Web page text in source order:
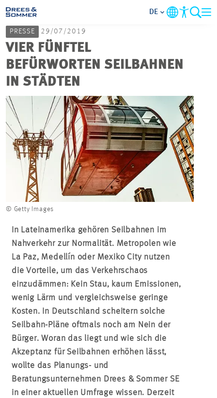
UNTERNEHMEN
IM FOKUS
KARRIERE
PROJEKTE
DE
PRESSE 29/07/2019
VIER FÜNFTEL
BEFÜRWORTEN SEILBAHNEN
IN STÄDTEN
© Getty Images
In Lateinamerika gehören Seilbahnen im
Nahverkehr zur Normalität. Metropolen wie
La Paz, Medellín oder Mexiko City nutzen
die Vorteile, um das Verkehrschaos
einzudämmen: Kein Stau, kaum Emissionen,
wenig Lärm und vergleichsweise geringe
Kosten. In Deutschland scheitern solche
Seilbahn-Pläne oftmals noch am Nein der
Bürger. Woran das liegt und wie sich die
Akzeptanz für Seilbahnen erhöhen lässt,
wollte das Planungs- und
Beratungsunternehmen Drees & Sommer SE
in einer aktuellen Umfrage wissen. Derzeit